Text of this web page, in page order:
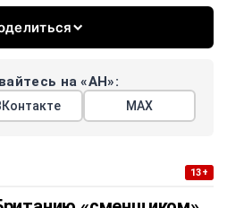
на «АН»:
МАХ
13+